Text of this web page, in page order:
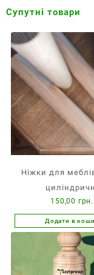
Супутні товари
Ніжки для
150,00 грн.
Додати в